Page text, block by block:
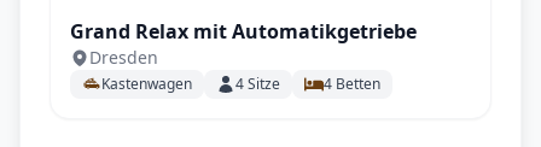
Grand Relax mit Automatikgetriebe
Dresden
Kastenwagen 4Sitze 4 Betten